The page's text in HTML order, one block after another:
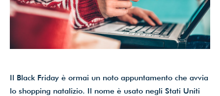
Il Black Friday è ormai un noto appuntamento che avvia
lo shopping natalizio. Il nome è usato negli Stati Uniti
dati*
(Unlicensed)